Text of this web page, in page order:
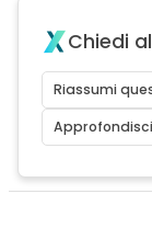
Chiedi
Riassumi